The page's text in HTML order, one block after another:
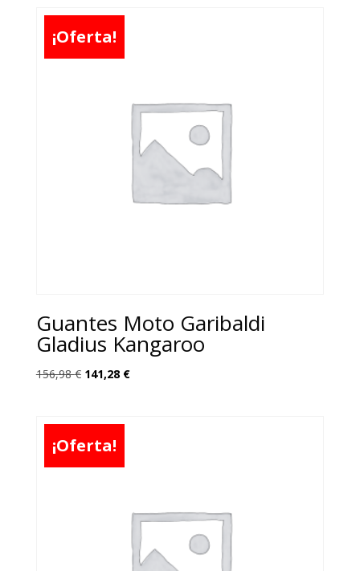
¡Oferta!
Guantes Moto Garibaldi
Gladius Kangaroo
156,98€ El
era:
156,98 €.
141,28 €El
¡Oferta!